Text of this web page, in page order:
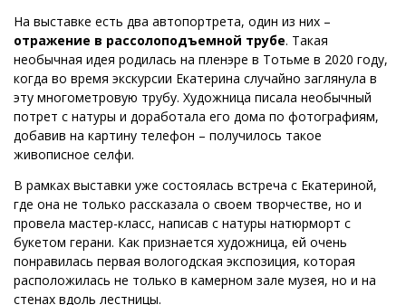
На выставке есть два автопортрета, один из них –
отражение в рассолоподъемной трубе. Такая
необычная идея родилась на пленэре в Тотьме в 2020 году,
когда во время экскурсии Екатерина случайно заглянула в
эту многометровую трубу. Художница писала необычный
потрет с натуры и доработала его дома по фотографиям,
добавив на картину телефон – получилось такое
живописное селфи.
В рамках выставки уже состоялась встреча с Екатериной,
где она не только рассказала о своем творчестве, но и
провела мастер-класс, написав с натуры натюрморт с
букетом герани. Как признается художница, ей очень
понравилась первая вологодская экспозиция, которая
расположилась не только в камерном зале музея, но и на
стенах вдоль лестницы.